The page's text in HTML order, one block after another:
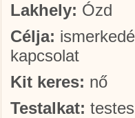
Lakhely: Ózd
Célja:
kapcsolat
Kit keres: nő
Testalkat: testes